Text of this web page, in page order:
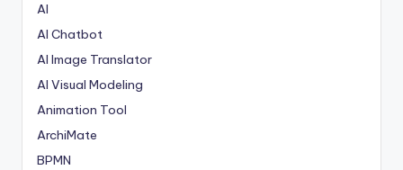
AI
AI Chatbot
AI Image Translator
AI Visual Modeling
Animation Tool
ArchiMate
BPMN